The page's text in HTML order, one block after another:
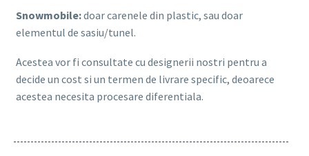
Snowmobile:doar carenele din plastic, sau doar
elementul de sasiu/tunel.
Acestea vor fi consultate cu designerii nostri pentru a
decide un cost si un termen de livrare specific, deoarece
acestea necesita procesare diferentiala.